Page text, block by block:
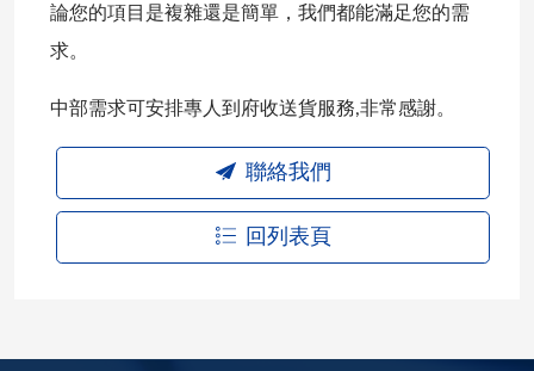
論您的項目是複雜還是簡單，我們都能滿足您的需
求。
中部需求可安排專人到府收送貨服務,非常感謝。
聯絡我們
回列表頁